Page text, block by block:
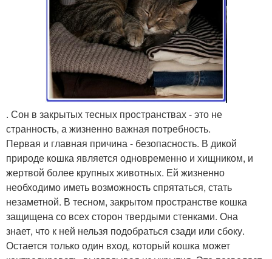
. Сон в закрытых тесных пространствах - это не
странность, а жизненно важная потребность.
Первая и главная причина - безопасность. В дикой
природе кошка является одновременно и хищником, и
жертвой более крупных животных. Ей жизненно
необходимо иметь возможность спрятаться, стать
незаметной. В тесном, закрытом пространстве кошка
защищена со всех сторон твердыми стенками. Она
знает, что к ней нельзя подобраться сзади или сбоку.
Остается только один вход, который кошка может